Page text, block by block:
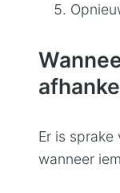
Er is sprake
wanneer